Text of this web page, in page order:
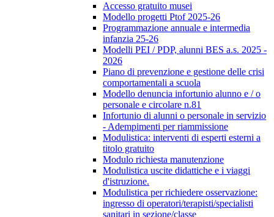
Accesso gratuito musei
Modello progetti Ptof 2025-26
Programmazione annuale e intermedia
infanzia 25-26
Modelli PEI / PDP, alunni BES a.s. 2025 -
2026
Piano di prevenzione e gestione delle crisi
comportamentali a scuola
Modello denuncia infortunio alunno e / o
personale e circolare n.81
Infortunio di alunni o personale in servizio
- Adempimenti per riammissione
Modulistica: interventi di esperti esterni a
titolo gratuito
Modulo richiesta manutenzione
Modulistica uscite didattiche e i viaggi
d'istruzione.
Modulistica per richiedere osservazione:
ingresso di operatori/terapisti/specialisti
sanitari in sezione/classe